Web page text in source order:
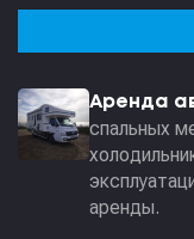
Аренда
спальных
аренды.